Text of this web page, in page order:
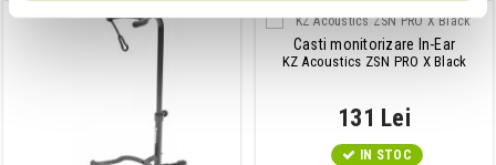
Casti monitorizare In-Ear
KZ Acoustics ZSN PRO X Black
131 Lei
IN STOC